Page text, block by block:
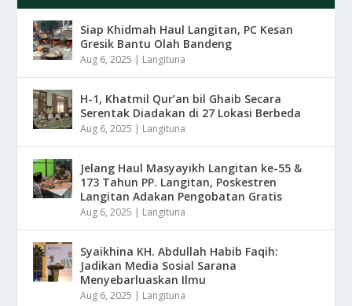
Siap Khidmah Haul Langitan, PC Kesan
Gresik Bantu Olah Bandeng
Aug 6, 2025 | Langituna
H-1, Khatmil Qur’an bil Ghaib Secara
Serentak Diadakan di 27 Lokasi Berbeda
Aug 6, 2025 | Langituna
Jelang Haul Masyayikh Langitan ke-55 &
173 Tahun PP. Langitan, Poskestren
Langitan Adakan Pengobatan Gratis
Aug 6, 2025 | Langituna
Syaikhina KH. Abdullah Habib Faqih:
Jadikan Media Sosial Sarana
Menyebarluaskan Ilmu
Aug 6, 2025 | Langituna